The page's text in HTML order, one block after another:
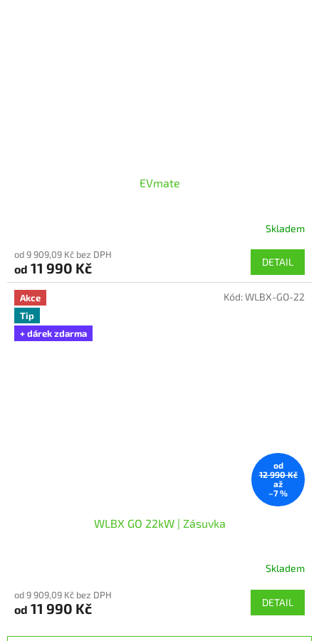
EVmate
Skladem
od 9 909,09 Kč bez DPH
od 11 990 Kč DETAIL
Akce
Tip
+ dárek zdarma
od
12 990 Kč
až
–7 %
WLBX GO 22kW | Zásuvka
produktu
je
z
Skladem
od 9 909,09 Kč bez DPH
od 11 990 Kč DETAIL
Kód:WLBX-GO-22